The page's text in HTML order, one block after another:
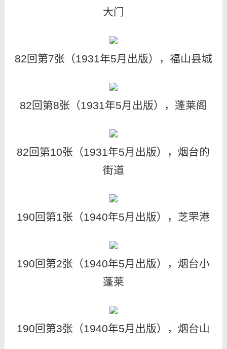
大门
82回第7张（1931年5月出版），福山县城
82回第8张（1931年5月出版），蓬莱阁
82回第10张（1931年5月出版），烟台的
街道
190回第1张（1940年5月出版），芝罘港
190回第2张（1940年5月出版），烟台小
蓬莱
190回第3张（1940年5月出版），烟台山